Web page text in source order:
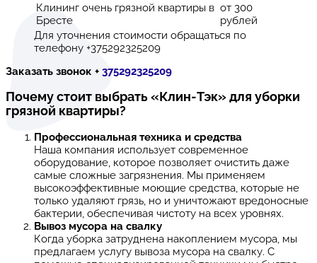
Клининг очень грязной квартиры в
Бресте
от 300
рублей
Для уточнения стоимости обращаться по
телефону +375292325209
Заказать звонок + 375292325209
Почему стоит выбрать «Клин-Тэк» для уборки
грязной квартиры?
Профессиональная техника и средства
Наша компания использует современное
оборудование, которое позволяет очистить даже
самые сложные загрязнения. Мы применяем
высокоэффективные моющие средства, которые не
только удаляют грязь, но и уничтожают вредоносные
бактерии, обеспечивая чистоту на всех уровнях.
Вывоз мусора на свалку
Когда уборка затруднена накоплением мусора, мы
предлагаем услугу вывоза мусора на свалку. С